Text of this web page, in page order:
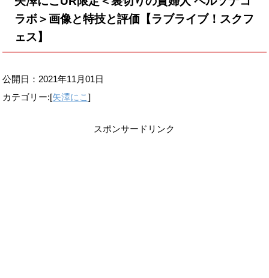
ラボ＞画像と特技と評価【ラブライブ！スクフ
ェス】
公開日： 2021年11月01日
カテゴリー:[矢澤にこ]
スポンサードリンク